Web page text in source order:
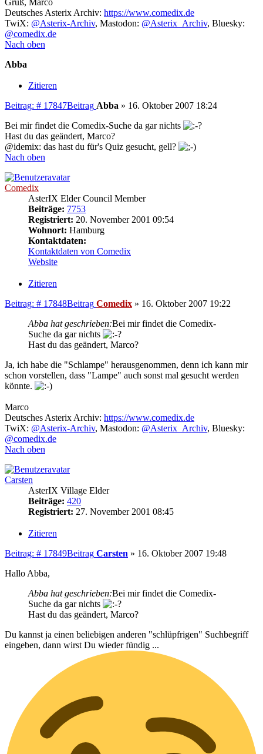
Deutsches Asterix Archiv: https://www.comedix.de
TwiX: @Asterix-Archiv, Mastodon: @Asterix_Archiv, Bluesky:
@comedix.de
Nach oben
Abba
Zitieren
Beitrag: # 17847Beitrag Abba » 16. Oktober 2007 18:24
Bei mir findet die Comedix-Suche da gar nichts
Hast du das geändert, Marco?
@idemix: das hast du für's Quiz gesucht, gell?
Nach oben
Comedix
AsterIX Elder Council Member
Beiträge: 7753
Registriert: 20. November 2001 09:54
Wohnort: Hamburg
Kontaktdaten:
Kontaktdaten von Comedix
Website
Zitieren
Beitrag: # 17848Beitrag Comedix » 16. Oktober 2007 19:22
Abba hat geschrieben:Bei mir findet die Comedix-
Suche da gar nichts
Hast du das geändert, Marco?
Ja, ich habe die "Schlampe" herausgenommen, denn ich kann mir
schon vorstellen, dass "Lampe" auch sonst mal gesucht werden
könnte.
Marco
Deutsches Asterix Archiv: https://www.comedix.de
TwiX: @Asterix-Archiv, Mastodon: @Asterix_Archiv, Bluesky:
@comedix.de
Nach oben
Carsten
AsterIX Village Elder
Beiträge: 420
Registriert: 27. November 2001 08:45
Zitieren
Beitrag: # 17849Beitrag Carsten » 16. Oktober 2007 19:48
Hallo Abba,
Abba hat geschrieben:Bei mir findet die Comedix-
Suche da gar nichts
Hast du das geändert, Marco?
Du kannst ja einen beliebigen anderen "schlüpfrigen" Suchbegriff
eingeben, dann wirst Du wieder fündig ...